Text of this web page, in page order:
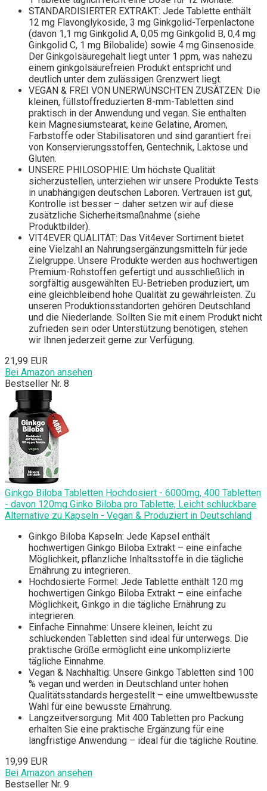
STANDARDISIERTER EXTRAKT: Jede Tablette enthält
12 mg Flavonglykoside, 3 mg Ginkgolid-Terpenlactone
(davon 1,1 mg Ginkgolid A, 0,05 mg Ginkgolid B, 0,4 mg
Ginkgolid C, 1 mg Bilobalide) sowie 4 mg Ginsenoside.
Der Ginkgolsäuregehalt liegt unter 1 ppm, was nahezu
einem ginkgolsäurefreien Produkt entspricht und
deutlich unter dem zulässigen Grenzwert liegt.
VEGAN & FREI VON UNERWÜNSCHTEN ZUSÄTZEN: Die
kleinen, füllstoffreduzierten 8-mm-Tabletten sind
praktisch in der Anwendung und vegan. Sie enthalten
kein Magnesiumstearat, keine Gelatine, Aromen,
Farbstoffe oder Stabilisatoren und sind garantiert frei
von Konservierungsstoffen, Gentechnik, Laktose und
Gluten.
UNSERE PHILOSOPHIE: Um höchste Qualität
sicherzustellen, unterziehen wir unsere Produkte Tests
in unabhängigen deutschen Laboren. Vertrauen ist gut,
Kontrolle ist besser – daher setzen wir auf diese
zusätzliche Sicherheitsmaßnahme (siehe
Produktbilder).
VIT4EVER QUALITÄT: Das Vit4ever Sortiment bietet
eine Vielzahl an Nahrungsergänzungsmitteln für jede
Zielgruppe. Unsere Produkte werden aus hochwertigen
Premium-Rohstoffen gefertigt und ausschließlich in
sorgfältig ausgewählten EU-Betrieben produziert, um
eine gleichbleibend hohe Qualität zu gewährleisten. Zu
unseren Produktionsstandorten gehören Deutschland
und die Niederlande. Sollten Sie mit einem Produkt nicht
zufrieden sein oder Unterstützung benötigen, stehen
wir Ihnen jederzeit gerne zur Verfügung.
21,99 EUR
Bei Amazon ansehen
Bestseller Nr. 8
Ginkgo Biloba Tabletten Hochdosiert - 6000mg, 400 Tabletten
- davon 120mg Ginko Biloba pro Tablette, Leicht schluckbare
Alternative zu Kapseln - Vegan & Produziert in Deutschland
Ginkgo Biloba Kapseln: Jede Kapsel enthält
hochwertigen Ginkgo Biloba Extrakt – eine einfache
Möglichkeit, pflanzliche Inhaltsstoffe in die tägliche
Ernährung zu integrieren.
Hochdosierte Formel: Jede Tablette enthält 120 mg
hochwertigen Ginkgo Biloba Extrakt – eine einfache
Möglichkeit, Ginkgo in die tägliche Ernährung zu
integrieren.
Einfache Einnahme: Unsere kleinen, leicht zu
schluckenden Tabletten sind ideal für unterwegs. Die
praktische Größe ermöglicht eine unkomplizierte
tägliche Einnahme.
Vegan & Nachhaltig: Unsere Ginkgo Tabletten sind 100
% vegan und werden in Deutschland unter hohen
Qualitätsstandards hergestellt – eine umweltbewusste
Wahl für eine bewusste Ernährung.
Langzeitversorgung: Mit 400 Tabletten pro Packung
erhalten Sie eine praktische Ergänzung für eine
langfristige Anwendung – ideal für die tägliche Routine.
19,99 EUR
Bei Amazon ansehen
Bestseller Nr. 9